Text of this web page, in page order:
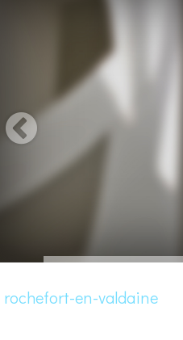
rochefort-en-valdaine